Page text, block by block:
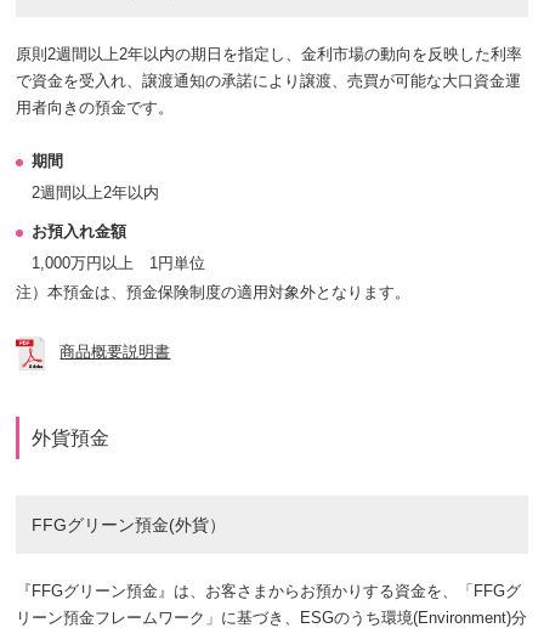
原則2週間以上2年以内の期日を指定し、金利市場の動向を反映した利率
で資金を受入れ、譲渡通知の承諾により譲渡、売買が可能な大口資金運
用者向きの預金です。
期間
2週間以上2年以内
お預入れ金額
1,000万円以上 1円単位
注）本預金は、預金保険制度の適用対象外となります。
商品概要説明書
外貨預金
FFGグリーン預金(外貨）
『FFGグリーン預金』は、お客さまからお預かりする資金を、「FFGグ
リーン預金フレームワーク」に基づき、ESGのうち環境(Environment)分